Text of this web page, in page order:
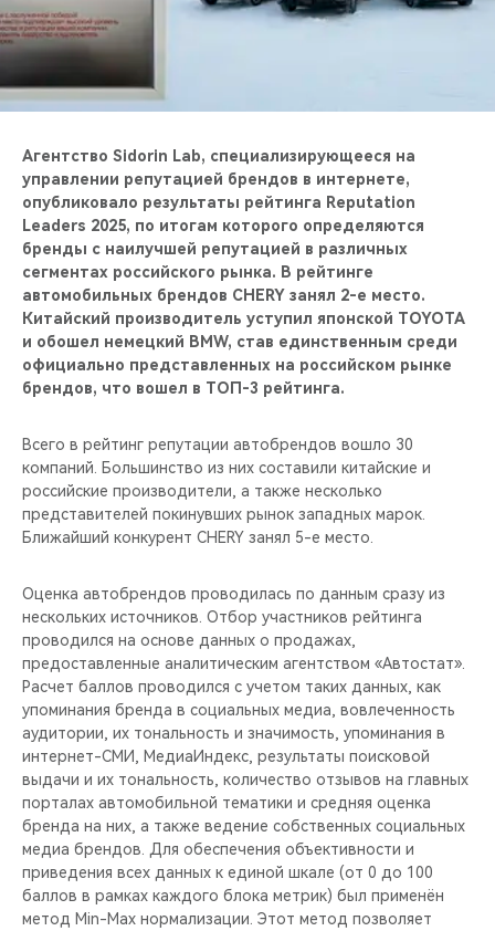
CHERY И СПОРТ
НАШИ МЕРОПРИЯТИЯ
CHERY ДЛЯ ДЕТЕЙ
Агентство Sidorin Lab, специализирующееся на
управлении репутацией брендов в интернете,
опубликовало результаты рейтинга Reputation
Leaders 2025, по итогам которого определяются
бренды с наилучшей репутацией в различных
сегментах российского рынка. В рейтинге
автомобильных брендов CHERY занял 2-е место.
Китайский производитель уступил японской TOYOTA
и обошел немецкий BMW, став единственным среди
официально представленных на российском рынке
брендов, что вошел в ТОП-3 рейтинга.
Всего в рейтинг репутации автобрендов вошло 30
компаний. Большинство из них составили китайские и
российские производители, а также несколько
представителей покинувших рынок западных марок.
Ближайший конкурент CHERY занял 5-е место.
Оценка автобрендов проводилась по данным сразу из
нескольких источников. Отбор участников рейтинга
проводился на основе данных о продажах,
предоставленные аналитическим агентством «Автостат».
Расчет баллов проводился с учетом таких данных, как
упоминания бренда в социальных медиа, вовлеченность
аудитории, их тональность и значимость, упоминания в
интернет-СМИ, МедиаИндекс, результаты поисковой
выдачи и их тональность, количество отзывов на главных
порталах автомобильной тематики и средняя оценка
бренда на них, а также ведение собственных социальных
медиа брендов. Для обеспечения объективности и
приведения всех данных к единой шкале (от 0 до 100
баллов в рамках каждого блока метрик) был применён
метод Min-Max нормализации. Этот метод позволяет